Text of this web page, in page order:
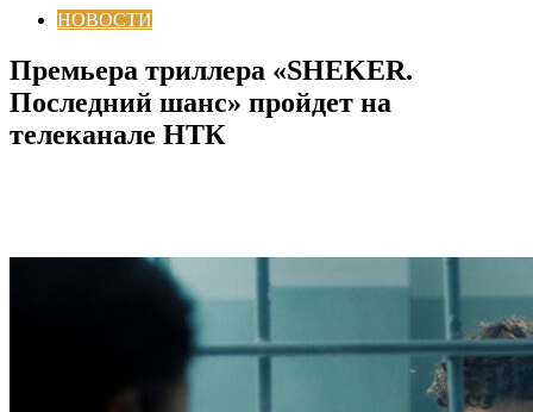
НОВОСТИ
Премьера триллера «SHEKER.
Последний шанс» пройдет на
телеканале НТК